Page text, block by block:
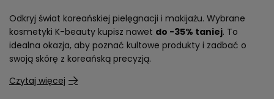
Odkryj świat koreańskiej pielęgnacji i makijażu. Wybrane
kosmetyki K-beauty kupisz nawet do -35% taniej. To
idealna okazja, aby poznać kultowe produkty i zadbać o
swoją skórę z koreańską precyzją.
Czytaj więcej